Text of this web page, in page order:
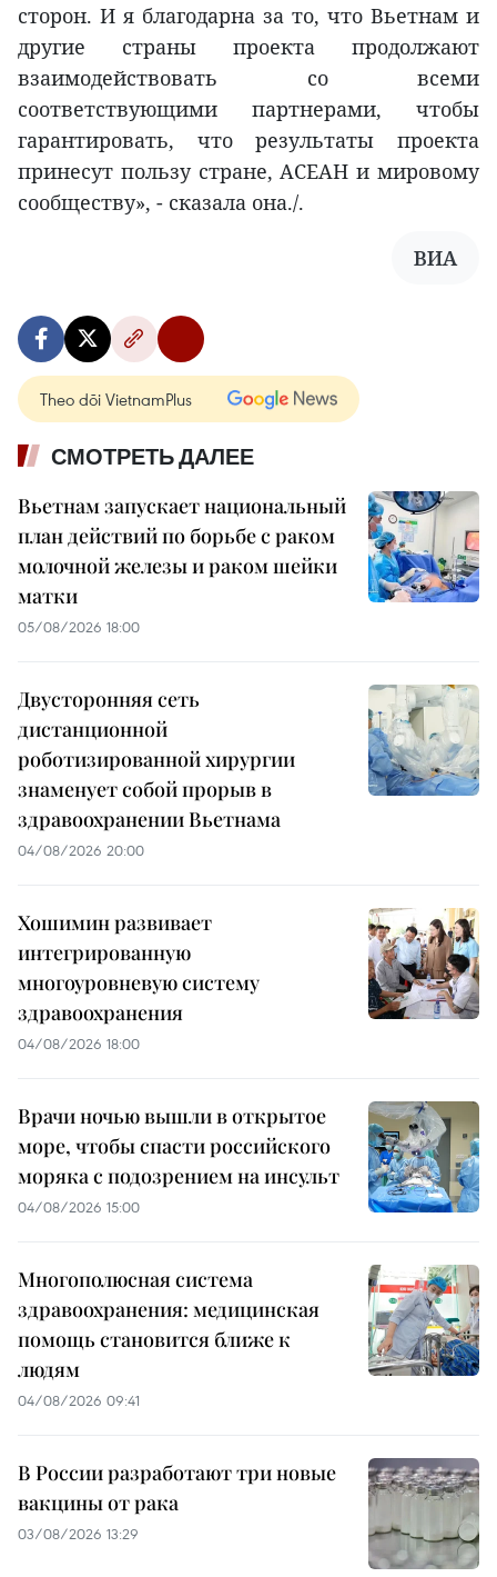
сторон. И я благодарна за то, что Вьетнам и
другие страны проекта продолжают
взаимодействовать со всеми
соответствующими партнерами, чтобы
гарантировать, что результаты проекта
принесут пользу стране, АСЕАН и мировому
сообществу», - сказала она./.
ВИА
Theo dõi VietnamPlus
СМОТРЕТЬ ДАЛЕЕ
Вьетнам запускает национальный
план действий по борьбе с раком
молочной железы и раком шейки
матки
05/08/2026 18:00
Двусторонняя сеть
дистанционной
роботизированной хирургии
знаменует собой прорыв в
здравоохранении Вьетнама
04/08/2026 20:00
Хошимин развивает
интегрированную
многоуровневую систему
здравоохранения
04/08/2026 18:00
Врачи ночью вышли в открытое
море, чтобы спасти российского
моряка с подозрением на инсульт
04/08/2026 15:00
Многополюсная система
здравоохранения: медицинская
помощь становится ближе к
людям
04/08/2026 09:41
В России разработают три новые
вакцины от рака
03/08/2026 13:29